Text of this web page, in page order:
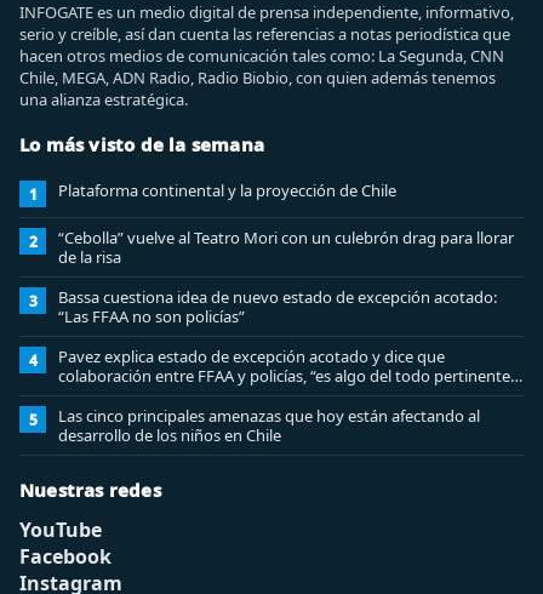
INFOGATE es un medio digital de prensa independiente, informativo,
serio y creíble, así dan cuenta las referencias a notas periodística que
hacen otros medios de comunicación tales como: La Segunda, CNN
Chile, MEGA, ADN Radio, Radio Biobio, con quien además tenemos
una alianza estratégica.
Lo más visto de la semana
1 Plataforma continental y la proyección de Chile
2
“Cebolla” vuelve al Teatro Mori con un culebrón drag para llorar
de la risa
3
Bassa cuestiona idea de nuevo estado de excepción acotado:
“Las FFAA no son policías”
4
Pavez explica estado de excepción acotado y dice que
colaboración entre FFAA y policías, “es algo del todo pertinente
analizar”
5
Las cinco principales amenazas que hoy están afectando al
desarrollo de los niños en Chile
Nuestras redes
YouTube
Facebook
Instagram